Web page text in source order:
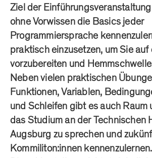
Ziel der
ohne Vorwissen die Basics jeder
Programmiersprache
praktisch einzusetzen, um Sie
vorzubereiten und
Neben vielen praktischen
Funktionen, Variablen,
und Schleifen gibt es auch Raum
das Studium an der Technischen
Augsburg zu sprechen und
Kommiliton:innen kennenzulernen.